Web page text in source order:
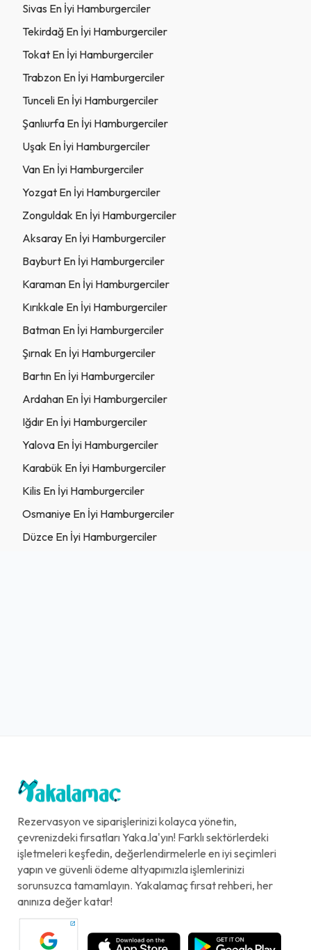
Sivas En İyi Hamburgerciler
Tekirdağ En İyi Hamburgerciler
Tokat En İyi Hamburgerciler
Trabzon En İyi Hamburgerciler
Tunceli En İyi Hamburgerciler
Şanlıurfa En İyi Hamburgerciler
Uşak En İyi Hamburgerciler
Van En İyi Hamburgerciler
Yozgat En İyi Hamburgerciler
Zonguldak En İyi Hamburgerciler
Aksaray En İyi Hamburgerciler
Bayburt En İyi Hamburgerciler
Karaman En İyi Hamburgerciler
Kırıkkale En İyi Hamburgerciler
Batman En İyi Hamburgerciler
Şırnak En İyi Hamburgerciler
Bartın En İyi Hamburgerciler
Ardahan En İyi Hamburgerciler
Iğdır En İyi Hamburgerciler
Yalova En İyi Hamburgerciler
Karabük En İyi Hamburgerciler
Kilis En İyi Hamburgerciler
Osmaniye En İyi Hamburgerciler
Düzce En İyi Hamburgerciler
Rezervasyon ve siparişlerinizi kolayca yönetin,
çevrenizdeki fırsatları Yaka.la'yın! Farklı sektörlerdeki
işletmeleri keşfedin, değerlendirmelerle en iyi seçimleri
yapın ve güvenli ödeme altyapımızla işlemlerinizi
sorunsuzca tamamlayın. Yakalamaç fırsat rehberi, her
anınıza değer katar!